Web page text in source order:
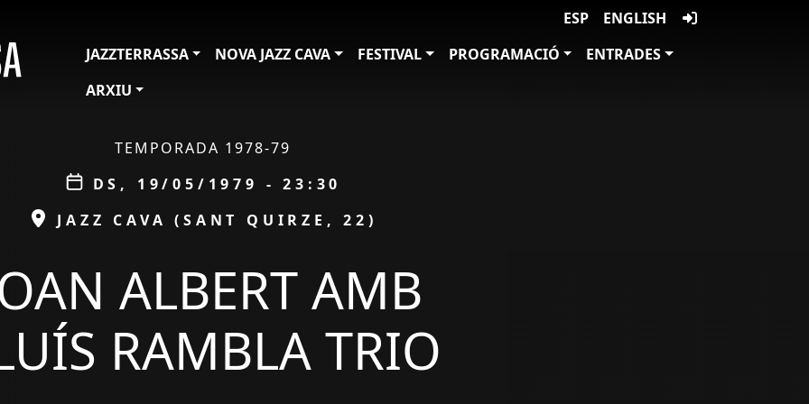
ESP
ENGLISH
JAZZTERRASSA
NOVA JAZZ CAVA FESTIVAL PROGRAMACIÓ
ENTRADES
ARXIU
TEMPORADA 1978-79
Data
DS, 19/05/1979 - 23:30
ESPAI
JAZZ CAVA (SANT QUIRZE, 22)
ALBERT AMB
RAMBLA TRIO